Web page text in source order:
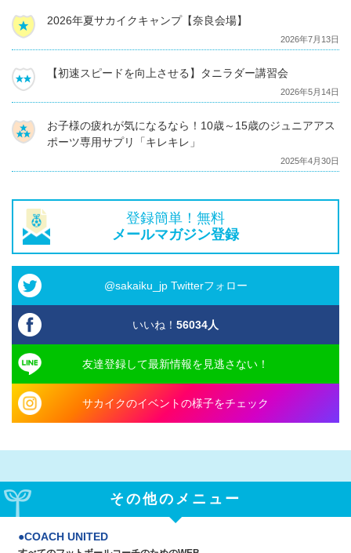
2026年夏サカイクキャンプ【奈良会場】
2026年7月13日
【初速スピードを向上させる】タニラダー講習会
2026年5月14日
お子様の疲れが気になるなら！10歳～15歳のジュニアアス
ポーツ専用サプリ「キレキレ」
2025年4月30日
登録簡単！無料
メールマガジン登録
@sakaiku_jp Twitterフォロー
いいね！ 56034人
友達登録して最新情報を見逃さない！
サカイクのイベントの様子をチェック
その他のメニュー
COACH UNITED